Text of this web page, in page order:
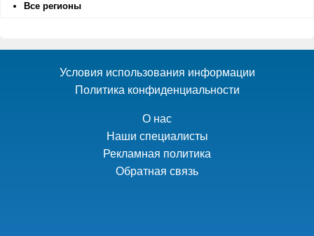
Все регионы
Условия использования информации
Политика конфиденциальности
О нас
Наши специалисты
Рекламная политика
Обратная связь